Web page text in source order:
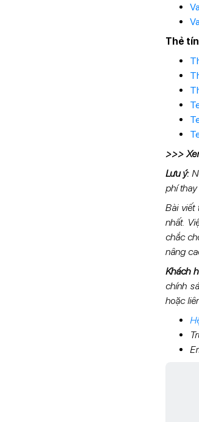
Thẻ
>>>
Lưu ý:
phí
Bài viết
nhất.
chắc
nâng
Khách
chính
hoặc